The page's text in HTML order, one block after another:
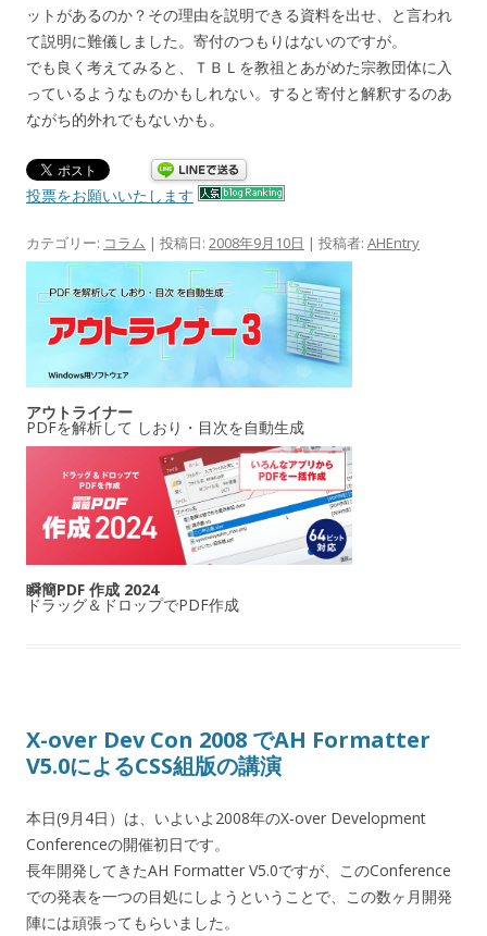
ットがあるのか？その理由を説明できる資料を出せ、と言われ
て説明に難儀しました。寄付のつもりはないのですが。
でも良く考えてみると、ＴＢＬを教祖とあがめた宗教団体に入
っているようなものかもしれない。すると寄付と解釈するのあ
ながち的外れでもないかも。
投票をお願いいたします
カテゴリー: コラム | 投稿日: 2008年9月10日 | 投稿者: AHEntry
アウトライナー
PDFを解析して しおり・目次を自動生成
瞬簡PDF 作成 2024
ドラッグ＆ドロップでPDF作成
X-over Dev Con 2008 でAH Formatter
V5.0によるCSS組版の講演
本日(9月4日）は、いよいよ2008年のX-over Development
Conferenceの開催初日です。
長年開発してきたAH Formatter V5.0ですが、このConference
での発表を一つの目処にしようということで、この数ヶ月開発
陣には頑張ってもらいました。